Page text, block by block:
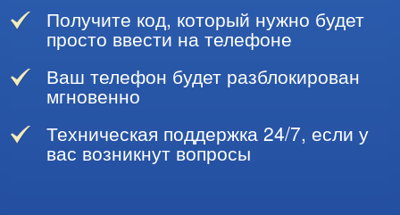
Получите код, который нужно будет
просто ввести на телефоне
Ваш телефон будет разблокирован
мгновенно
Техническая поддержка 24/7, если у
вас возникнут вопросы